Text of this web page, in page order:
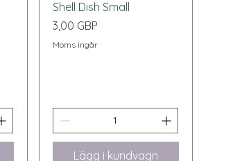
Shell Dish Small
Pris
3,00 GBP
Moms ingår
Lägg i kundvagn